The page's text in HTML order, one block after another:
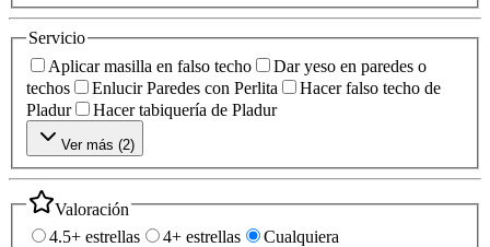
Servicio
Aplicar masilla en falso techo
Dar yeso en paredes o
techos
Enlucir Paredes con Perlita
Hacer falso techo de
Pladur
Hacer tabiquería de Pladur
Ver más (2)
Valoración
4.5+ estrellas
4+ estrellas Cualquiera